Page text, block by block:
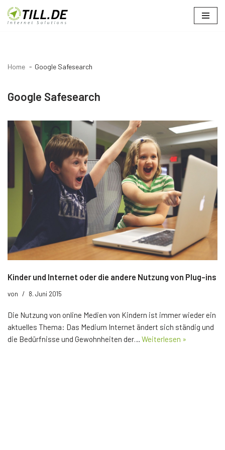
Zum
Home Google Safesearch
Google Safesearch
Kinder und Internet oder die andere Nutzung von Plug-ins
von 8. Juni 2015
Die Nutzung von online Medien von Kindern ist immer wieder ein
aktuelles Thema: Das Medium Internet ändert sich ständig und
die Bedürfnisse und Gewohnheiten der… Weiterlesen »